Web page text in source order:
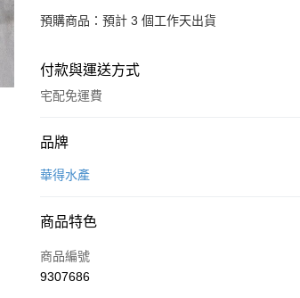
預購商品：預計 3 個工作天出貨
付款與運送方式
宅配免運費
付款方式
信用卡一次付款
街口支付
品牌
華得水產
商品特色
商品編號
9307686